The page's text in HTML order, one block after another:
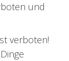
und
verboten!